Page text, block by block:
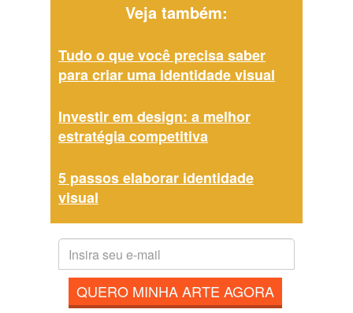
Veja também:
Tudo o que você precisa saber
para criar uma identidade visual
Investir em design: a melhor
estratégia competitiva
5 passos elaborar identidade
visual
QUERO MINHA ARTE AGORA